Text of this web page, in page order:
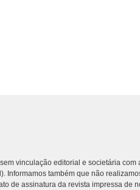
vinculação editorial e societária com
Informamos também que não
de assinatura da revista impressa de